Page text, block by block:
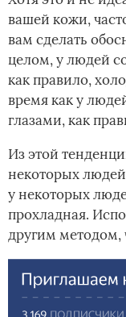
вашей кожи,
вам сделать
целом, у людей
как правило,
время как у
глазами, как
Из этой
некоторых
у некоторых
прохладная.
другим методом,